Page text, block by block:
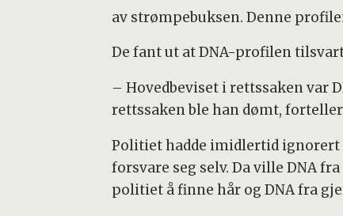
av strømpebuksen. Denne
De fant ut at DNA-profilen
– Hovedbeviset i rettssaken var
rettssaken ble han dømt,
Politiet hadde imidlertid ignorert
forsvare seg selv. Da ville DNA
politiet å finne hår og DNA fra